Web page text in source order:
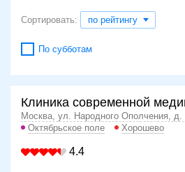
Доплерография в дуплексном
конечностей
Сортировать: по рейтингу
По субботам
Клиника современной
Москва, ул. Народного Ополчения, д.
Октябрьское поле
Хорошево
4.4